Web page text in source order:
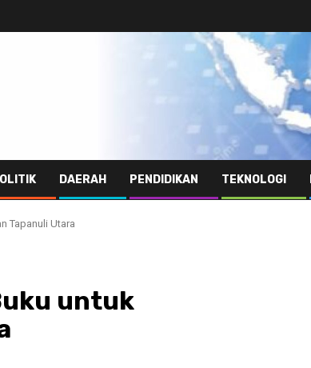
DAERAH PENDIDIKAN TEKNOLOGI
Tapanuli Utara
untuk